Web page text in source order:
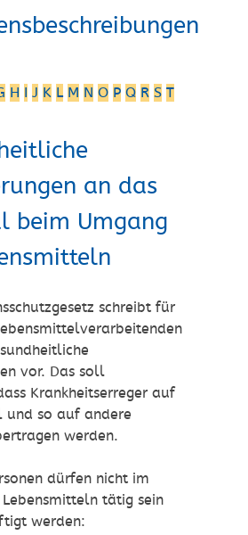
H I J K L M N O P Q R S T
an das
beim Umgang
schreibt für
vor. Das soll
Krankheitserreger auf
und so auf andere
werden.
dürfen nicht im
tätig sein
werden: